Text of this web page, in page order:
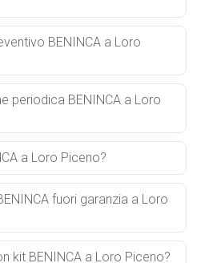
BENINCA a Loro
periodica BENINCA a Loro
a Loro Piceno?
fuori garanzia a Loro
kit BENINCA a Loro Piceno?